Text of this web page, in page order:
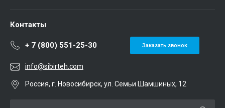
Контакты
+ 7 (800) 551-25-30 Заказать звонок
info@sibirteh.com
Россия, г. Новосибирск, ул. Семьи Шамшиных, 12